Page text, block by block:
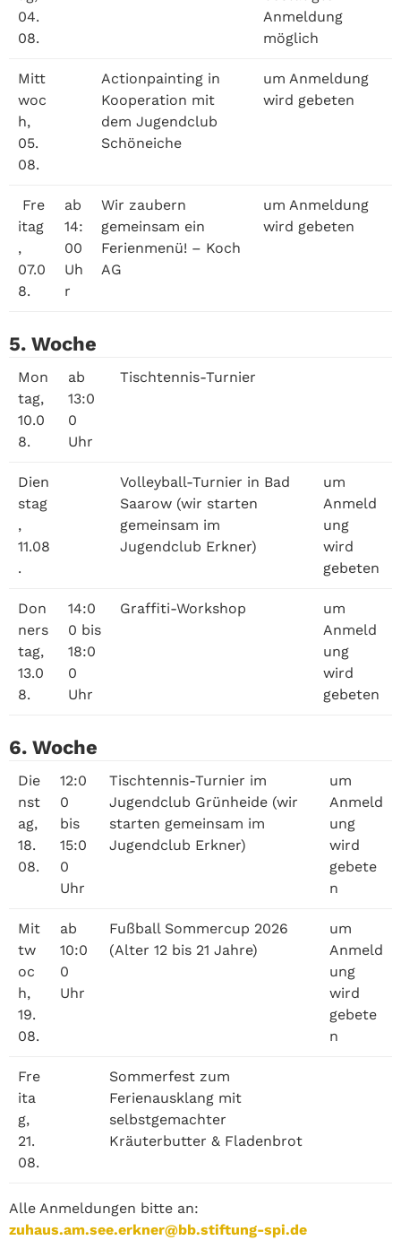
04.
08.
Anmeldung
möglich
Mitt
woc
h,
05.
08.
Actionpainting in
Kooperation mit
dem Jugendclub
Schöneiche
um Anmeldung
wird gebeten
Fre
itag
,
07.0
8.
ab
14:
00
Uh
r
Wir zaubern
gemeinsam ein
Ferienmenü! – Koch
AG
um Anmeldung
wird gebeten
5. Woche
Mon
tag,
10.0
8.
ab
13:0
0
Uhr
Tischtennis-Turnier
Dien
stag
,
11.08
.
Volleyball-Turnier in Bad
Saarow (wir starten
gemeinsam im
Jugendclub Erkner)
um
Anmeld
ung
wird
gebeten
Don
ners
tag,
13.0
8.
14:0
0 bis
18:0
0
Uhr
Graffiti-Workshop
um
Anmeld
ung
wird
gebeten
6. Woche
Die
nst
ag,
18.
08.
12:0
0
bis
15:0
0
Uhr
Tischtennis-Turnier im
Jugendclub Grünheide (wir
starten gemeinsam im
Jugendclub Erkner)
um
Anmeld
ung
wird
gebete
n
Mit
tw
oc
h,
19.
08.
ab
10:0
0
Uhr
Fußball Sommercup 2026
(Alter 12 bis 21 Jahre)
um
Anmeld
ung
wird
gebete
n
Fre
ita
g,
21.
08.
Sommerfest zum
Ferienausklang mit
selbstgemachter
Kräuterbutter & Fladenbrot
Alle Anmeldungen bitte an:
zuhaus.am.see.erkner@bb.stiftung-spi.de